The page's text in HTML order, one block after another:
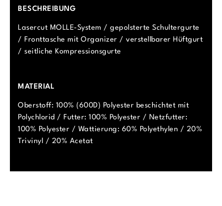
BESCHREIBUNG
Lasercut MOLLE-System / gepolsterte Schultergurte
/ Fronttasche mit Organizer / verstellbarer Hüftgurt
/ seitliche Kompressionsgurte
MATERIAL
Oberstoff: 100% (600D) Polyester beschichtet mit
Polychlorid / Futter: 100% Polyester / Netzfutter:
100% Polyester / Wattierung: 60% Polyethylen / 20%
Trivinyl / 20% Acetat